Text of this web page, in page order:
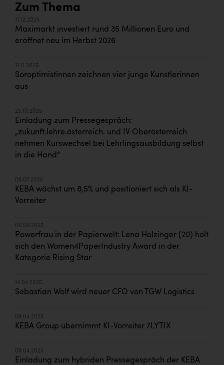
Zum Thema
11.12.2025
Maximarkt investiert rund 35 Millionen Euro und
eröffnet neu im Herbst 2026
11.11.2025
Soroptimistinnen zeichnen vier junge Künstlerinnen
aus
23.10.2025
Einladung zum Pressegespräch:
„zukunft.lehre.österreich. und IV Oberösterreich
nehmen Kurswechsel bei Lehrlingsausbildung selbst
in die Hand“
08.07.2025
KEBA wächst um 8,5% und positioniert sich als KI-
Vorreiter
06.06.2025
Powerfrau in der Papierwelt: Lena Holzinger (20) holt
sich den Women4PaperIndustry Award in der
Kategorie Rising Star
14.04.2025
Sebastian Wolf wird neuer CFO von TGW Logistics
09.04.2025
KEBA Group übernimmt KI-Vorreiter 7LYTIX
08.04.2025
Einladung zum hybriden Pressegespräch der KEBA